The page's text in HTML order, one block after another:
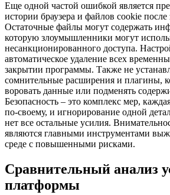
Еще одной частой ошибкой является
истории браузера и файлов cookie после
Остаточные файлы могут содержать
которую злоумышленники могут
несанкционированного доступа.
автоматическое удаление всех
закрытии программы. Также не
сомнительные расширения и плагины,
воровать данные или подменять
Безопасность – это комплекс мер,
по-своему, и игнорирование одной
нет все остальные усилия.
являются главными инструментами
среде с повышенными рисками.
Сравнительный анализ
платформы